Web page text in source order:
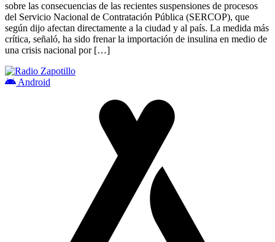
sobre las consecuencias de las recientes suspensiones de procesos
del Servicio Nacional de Contratación Pública (SERCOP), que
según dijo afectan directamente a la ciudad y al país. La medida más
crítica, señaló, ha sido frenar la importación de insulina en medio de
una crisis nacional por […]
Android